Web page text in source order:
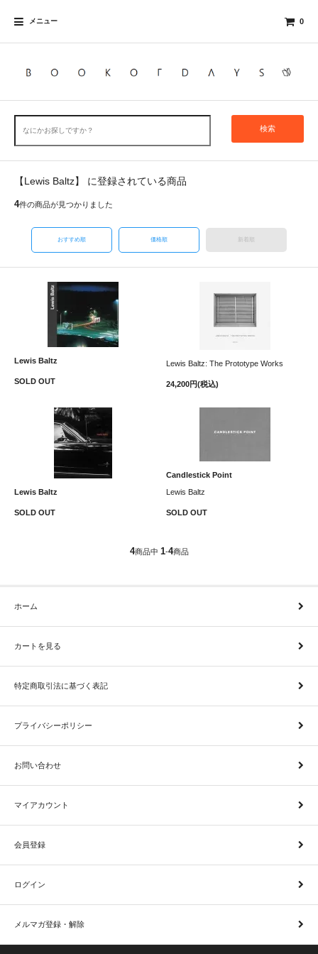
メニュー 0
検索
【Lewis Baltz】 に登録されている商品
4件の商品が見つかりました
おすすめ順 価格順 新着順
Lewis Baltz
SOLD OUT
Lewis Baltz: The Prototype Works
24,200円(税込)
Lewis Baltz
SOLD OUT
Candlestick Point
Lewis Baltz
SOLD OUT
4商品中 1-4商品
ホーム
カートを見る
特定商取引法に基づく表記
プライバシーポリシー
お問い合わせ
マイアカウント
会員登録
ログイン
メルマガ登録・解除